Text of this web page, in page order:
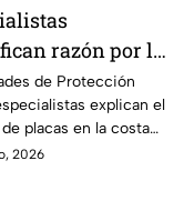
razón por la
tanto en
de Protección
explican el
placas en la costa
¿cuál es el sismo
2026